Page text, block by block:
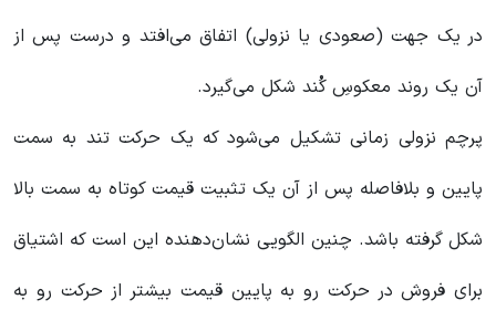
در یک جهت (صعودی یا نزولی) اتفاق می‌افتد و درست پس از
آن یک روند معکوسِ کُند شکل می‌گیرد.
پرچم نزولی زمانی تشکیل می‌شود که یک حرکت تند به سمت
پایین و بلافاصله پس از آن یک تثبیت قیمت کوتاه به سمت بالا
شکل گرفته باشد. چنین الگویی نشان‌دهنده این است که اشتیاق
برای فروش در حرکت رو به پایین قیمت بیشتر از حرکت رو به